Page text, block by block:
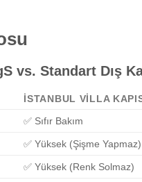
vs. Standart Dış
İSTANBUL VİLLA
✅ Sıfır Bakım
✅ Yüksek (Şişme Yapmaz)
✅ Yüksek (Renk Solmaz)